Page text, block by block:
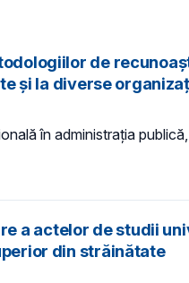
de
și la diverse
în administraţia
a actelor de studii
din străinătate